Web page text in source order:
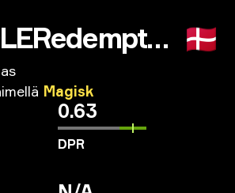
TheG00GLERedemption 🇩🇰
Magisk
0.63
DPR